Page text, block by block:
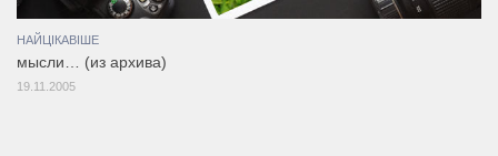
НАЙЦІКАВІШЕ
мысли… (из архива)
19.11.2005